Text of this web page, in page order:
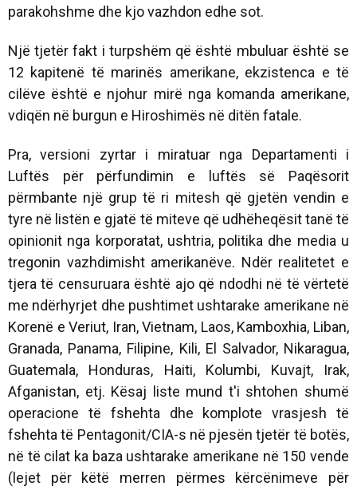
parakohshme dhe kjo vazhdon edhe sot.
Një tjetër fakt i turpshëm që është mbuluar është se
12 kapitenë të marinës amerikane, ekzistenca e të
cilëve është e njohur mirë nga komanda amerikane,
vdiqën në burgun e Hiroshimës në ditën fatale.
Pra, versioni zyrtar i miratuar nga Departamenti i
Luftës për përfundimin e luftës së Paqësorit
përmbante një grup të ri mitesh që gjetën vendin e
tyre në listën e gjatë të miteve që udhëheqësit tanë të
opinionit nga korporatat, ushtria, politika dhe media u
tregonin vazhdimisht amerikanëve. Ndër realitetet e
tjera të censuruara është ajo që ndodhi në të vërtetë
me ndërhyrjet dhe pushtimet ushtarake amerikane në
Korenë e Veriut, Iran, Vietnam, Laos, Kamboxhia, Liban,
Granada, Panama, Filipine, Kili, El Salvador, Nikaragua,
Guatemala, Honduras, Haiti, Kolumbi, Kuvajt, Irak,
Afganistan, etj. Kësaj liste mund t'i shtohen shumë
operacione të fshehta dhe komplote vrasjesh të
fshehta të Pentagonit/CIA-s në pjesën tjetër të botës,
në të cilat ka baza ushtarake amerikane në 150 vende
(lejet për këtë merren përmes kërcënimeve për